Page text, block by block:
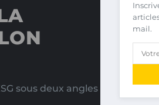
sous deux angles
mail.